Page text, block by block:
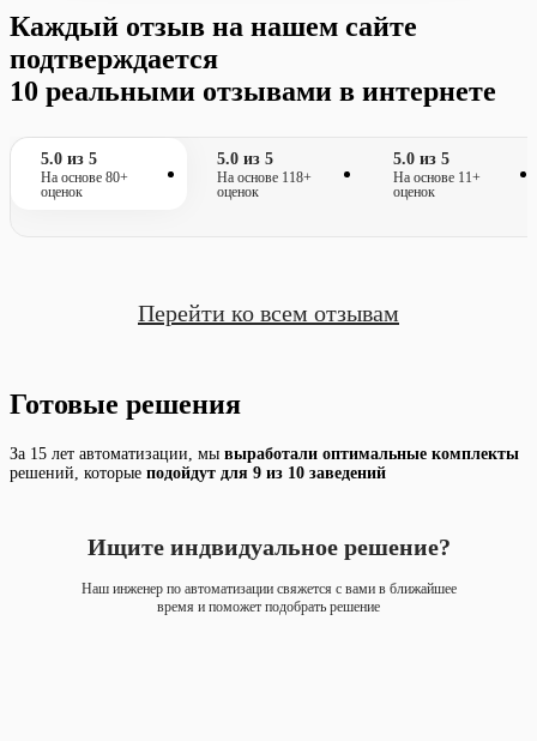
Каждый отзыв на нашем сайте
подтверждается
10 реальными отзывами в интернете
5.0 из 5
На основе 80+
оценок
5.0 из 5
На основе 118+
оценок
5.0 из 5
На основе 11+
оценок
Перейти ко всем отзывам
Готовые решения
За 15 лет автоматизации, мы выработали оптимальные комплекты
решений, которые подойдут для 9 из 10 заведений
Ищите индвидуальное решение?
Наш инженер по автоматизации свяжется с вами в ближайшее
время и поможет подобрать решение